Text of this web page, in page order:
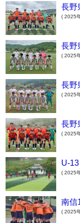
長野
( 2025
長野
( 2025
長野
( 2025
長野
( 2025
U-
( 2025
南信
( 2025